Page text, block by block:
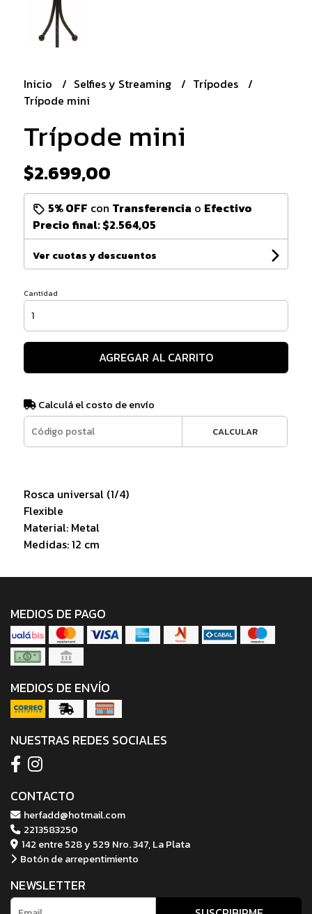
Inicio Selfies y Streaming
Trípodes
Trípode mini
Trípode mini
$2.699,00
5% OFF con Transferencia o Efectivo
Precio final:$2.564,05
Ver cuotas y descuentos
Cantidad
AGREGAR AL CARRITO
Calculá el costo de envío
CALCULAR
Rosca universal (1/4)
Flexible
Material: Metal
Medidas: 12 cm
MEDIOS DE PAGO
MEDIOS DE ENVÍO
NUESTRAS REDES SOCIALES
CONTACTO
herfadd@hotmail.com
2213583250
142 entre 528 y 529 Nro. 347, La Plata
Botón de arrepentimiento
NEWSLETTER